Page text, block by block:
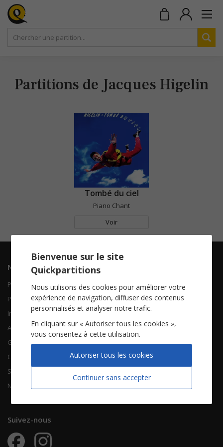
Partitions de Jacques Higelin
Tombé du ciel
Piano Chant
Voir
Navigation
Piano Chant
Piano Solo
Instruments solistes
Accordéon
Guitare
Chorales
Songbooks
Nouvelles partitions
Contactez-nous
Qui sommes-nous
FAQ
À propos
CGV
Mentions légales
Vie privée
Suivez-nous
Bienvenue sur le site
Quickpartitions
Nous utilisons des cookies pour améliorer votre
expérience de navigation, diffuser des contenus
personnalisés et analyser notre trafic.
En cliquant sur « Autoriser tous les cookies »,
vous consentez à cette utilisation.
Continuer sans accepter
Autoriser tous les cookies